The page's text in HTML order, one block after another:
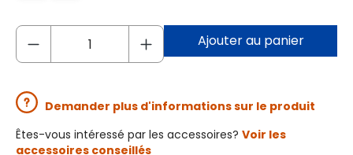
Ajouter au panier
Demander plus d'informations sur le produit
Êtes-vous intéressé par les accessoires? Voir les
accessoires conseillés